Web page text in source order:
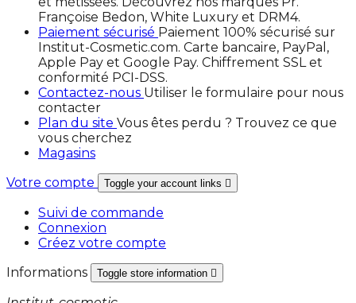
Françoise Bedon, White Luxury et DRM4.
Paiement sécurisé Paiement 100% sécurisé sur
Institut-Cosmetic.com. Carte bancaire, PayPal,
Apple Pay et Google Pay. Chiffrement SSL et
conformité PCI-DSS.
Contactez-nous Utiliser le formulaire pour nous
contacter
Plan du site Vous êtes perdu ? Trouvez ce que
vous cherchez
Magasins
Votre compte
Toggle your account links 
Suivi de commande
Connexion
Créez votre compte
Informations
Toggle store information 